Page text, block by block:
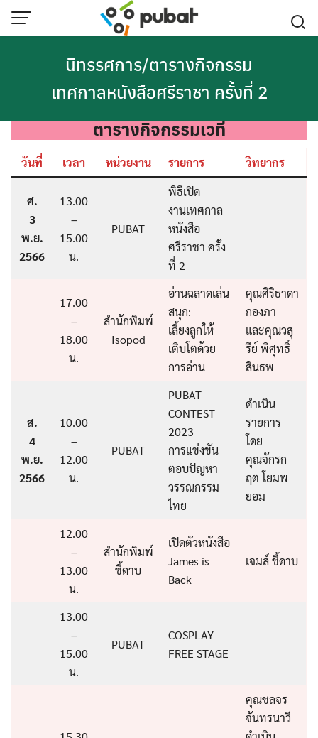
Skip
นิทรรศการ/ตารางกิจกรรม
เทศกาลหนังสือศรีราชา ครั้งที่ 2
ตารางกิจกรรมเวที
วันที่ เวลา หน่วยงาน รายการ วิทยากร
ศ.
3
พ.ย.
2566
13.00
–
15.00
น.
PUBAT
พิธีเปิด
งานเทศกาล
หนังสือ
ศรีราชา ครั้ง
ที่ 2
17.00
–
18.00
น.
สำนักพิมพ์
Isopod
อ่านฉลาดเล่น
สนุก:
เลี้ยงลูกให้
เติบโตด้วย
การอ่าน
คุณศิริธาดา
กองภา
และคุณวสุ
รีย์ พิศุทธิ์
สินธพ
ส.
4
พ.ย.
2566
10.00
–
12.00
น.
PUBAT
PUBAT
CONTEST
2023
การแข่งขัน
ตอบปัญหา
วรรณกรรม
ไทย
ดำเนิน
รายการ
โดย
คุณจักรก
ฤต โยมพ
ยอม
12.00
–
13.00
น.
สำนักพิมพ์
ชี้ดาบ
เปิดตัวหนังสือ
James is
Back
เจมส์ ชี้ดาบ
13.00
–
15.00
น.
PUBAT
COSPLAY
FREE STAGE
คุณชลจร
จันทรนาวี